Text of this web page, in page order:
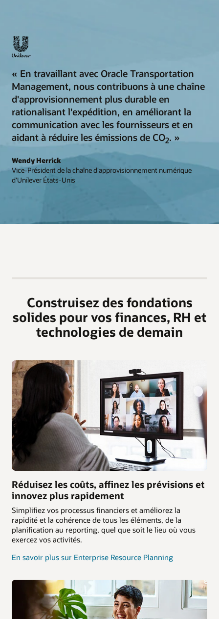
« En travaillant avec Oracle Transportation
Management, nous contribuons à une chaîne
d'approvisionnement plus durable en
rationalisant l'expédition, en améliorant la
communication avec les fournisseurs et en
aidant à réduire les émissions de CO2. »
Wendy Herrick
Vice-Président de la chaîne d'approvisionnement numérique
d'Unilever États-Unis
Construisez des fondations
solides pour vos finances, RH et
technologies de demain
Réduisez les coûts, affinez les prévisions et
innovez plus rapidement
Simplifiez vos processus financiers et améliorez la
rapidité et la cohérence de tous les éléments, de la
planification au reporting, quel que soit le lieu où vous
exercez vos activités.
En savoir plus sur Enterprise Resource Planning